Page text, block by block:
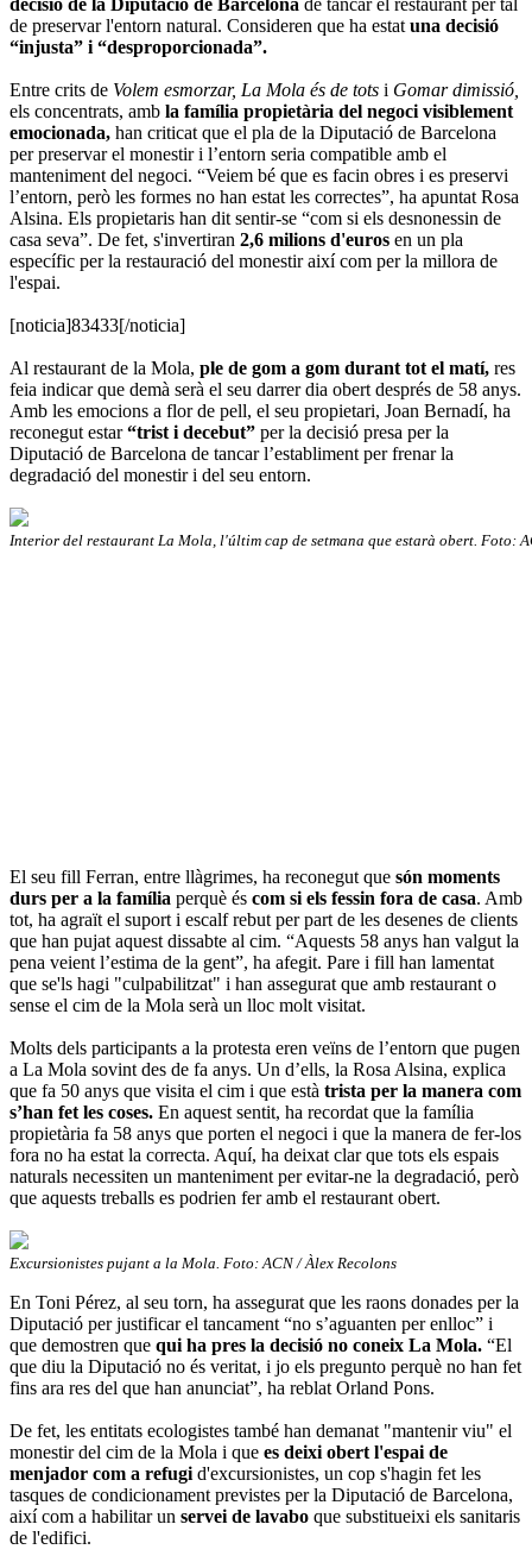
de preservar l'entorn natural. Consideren que ha estat una decisió
“injusta” i “desproporcionada”.
Entre crits de Volem esmorzar, La Mola és de tots i Gomar dimissió,
els concentrats, amb la família propietària del negoci visiblement
emocionada, han criticat que el pla de la Diputació de Barcelona
per preservar el monestir i l’entorn seria compatible amb el
manteniment del negoci. “Veiem bé que es facin obres i es preservi
l’entorn, però les formes no han estat les correctes”, ha apuntat Rosa
Alsina. Els propietaris han dit sentir-se “com si els desnonessin de
casa seva”. De fet, s'invertiran 2,6 milions d'euros en un pla
específic per la restauració del monestir així com per la millora de
l'espai.
[noticia]83433[/noticia]
Al restaurant de la Mola, ple de gom a gom durant tot el matí, res
feia indicar que demà serà el seu darrer dia obert després de 58 anys.
Amb les emocions a flor de pell, el seu propietari, Joan Bernadí, ha
reconegut estar“trist i decebut” per la decisió presa per la
Diputació de Barcelona de tancar l’establiment per frenar la
degradació del monestir i del seu entorn.
Interior del restaurant La Mola, l'últim cap de setmana que estarà obert. Foto:
El seu fill Ferran, entre llàgrimes, ha reconegut que són moments
durs per a la família perquè és com si els fessin fora de casa. Amb
tot, ha agraït el suport i escalf rebut per part de les desenes de clients
que han pujat aquest dissabte al cim. “Aquests 58 anys han valgut la
pena veient l’estima de la gent”, ha afegit. Pare i fill han lamentat
que se'ls hagi "culpabilitzat" i han assegurat que amb restaurant o
sense el cim de la Mola serà un lloc molt visitat.
Molts dels participants a la protesta eren veïns de l’entorn que pugen
a La Mola sovint des de fa anys. Un d’ells, la Rosa Alsina, explica
que fa 50 anys que visita el cim i que està trista per la manera com
s’han fet les coses. En aquest sentit, ha recordat que la família
propietària fa 58 anys que porten el negoci i que la manera de fer-los
fora no ha estat la correcta. Aquí, ha deixat clar que tots els espais
naturals necessiten un manteniment per evitar-ne la degradació, però
que aquests treballs es podrien fer amb el restaurant obert.
Excursionistes pujant a la Mola. Foto: ACN / Àlex Recolons
En Toni Pérez, al seu torn, ha assegurat que les raons donades per la
Diputació per justificar el tancament “no s’aguanten per enlloc” i
que demostren que qui ha pres la decisió no coneix La Mola. “El
que diu la Diputació no és veritat, i jo els pregunto perquè no han fet
fins ara res del que han anunciat”, ha reblat Orland Pons.
De fet, les entitats ecologistes també han demanat "mantenir viu" el
monestir del cim de la Mola i que es deixi obert l'espai de
menjador com a refugi d'excursionistes, un cop s'hagin fet les
tasques de condicionament previstes per la Diputació de Barcelona,
així com a habilitar un servei de lavabo que substitueixi els sanitaris
de l'edifici.